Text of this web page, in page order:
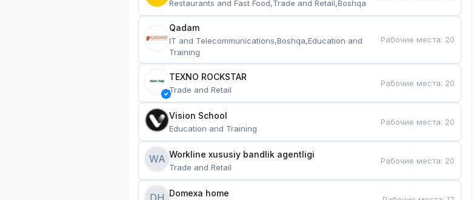
Restaurants and Fast Food,Trade and Retail,Boshqa
Qadam
IT and Telecommunications,Boshqa,Education and
Training
Рабочие места: 20
TEXNO ROCKSTAR
Trade and Retail
Рабочие места: 20
Vision School
Education and Training
Рабочие места: 20
WA Workline xususiy bandlik agentligi
Trade and Retail
Рабочие места: 20
DH Domexa home